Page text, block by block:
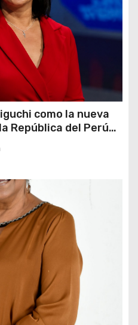
como la nueva
República del Perú
2026-2031